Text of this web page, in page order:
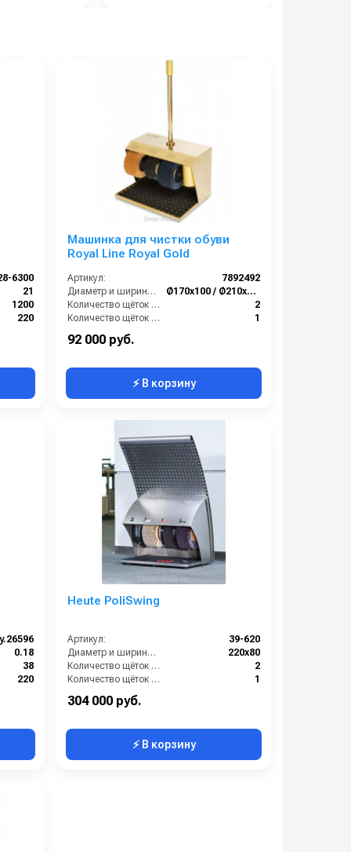
6300
21
1200
220
Машинка для чистки обуви
Royal Line Royal Gold
Артикул:
7892492
Диаметр и ширина щёток (мм):
Ø170х100 / Ø210х100
Количество щёток полировки (шт):
2
Количество щёток предварительной очистки (шт):
1
Мощность (Вт):
92 000 руб.
⚡ В корзину
0.18
38
220
Heute PoliSwing
Артикул:
39-620
Диаметр и ширина щёток (мм):
220х80
Количество щёток полировки (шт):
2
Количество щёток предварительной очистки (шт):
1
304 000 руб.
⚡ В корзину